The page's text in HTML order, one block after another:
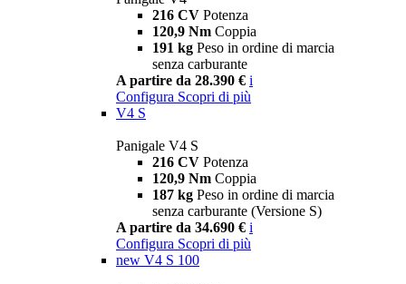
216 CV Potenza
120,9 Nm Coppia
191 kg Peso in ordine di marcia
senza carburante
A partire da 28.390 € i
Configura Scopri di più
V4 S
Panigale V4 S
216 CV Potenza
120,9 Nm Coppia
187 kg Peso in ordine di marcia
senza carburante (Versione S)
A partire da 34.690 € i
Configura Scopri di più
new V4 S 100